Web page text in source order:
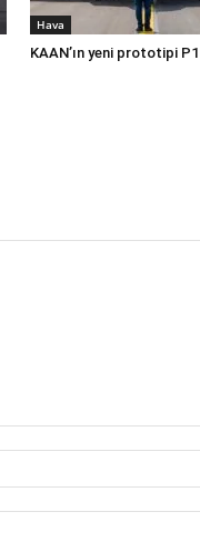
Hava
KAAN’ın yeni prototipi